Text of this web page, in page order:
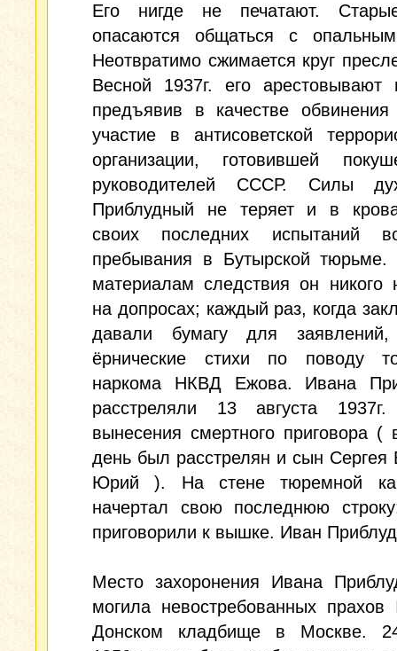
Его нигде не печатают.
опасаются общаться с
Неотвратимо сжимается круг
Весной 1937г. его арестовывают
предъявив в качестве обвинения
участие в антисоветской
организации, готовившей
руководителей СССР. Силы
Приблудный не теряет и в
своих последних испытаний
пребывания в Бутырской тюрьме.
материалам следствия он никого
на допросах; каждый раз, когда
давали бумагу для заявлений,
ёрнические стихи по поводу
наркома НКВД Ежова. Ивана
расстреляли 13 августа
вынесения смертного приговора (
день был расстрелян и сын Сергея
Юрий ). На стене тюремной
начертал свою последнюю
приговорили к вышке. Иван
Место захоронения Ивана
могила невостребованных
Донском кладбище в Москве.